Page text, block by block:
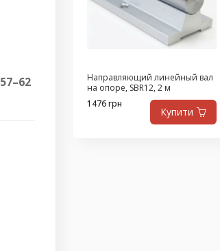
57–62
Направляющий линейный вал
на опоре, SBR12, 2 м
1476 грн
Купити